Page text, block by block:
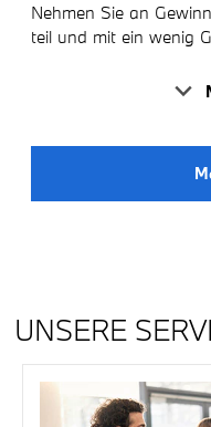
Nehmen Sie an
teil und mit ein wenig
UNSERE